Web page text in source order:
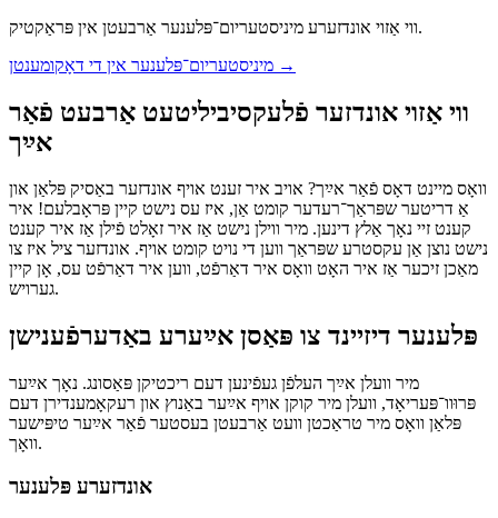
ווי אַזוי אונדזערע מיניסטעריום־פּלענער אַרבעטן אין פּראַקטיק.
מיניסטעריום־פּלענער אין די דאָקומענטן →
ווי אַזוי אונדזער פֿלעקסיביליטעט אַרבעט פֿאַר
אײַך
וואָס מיינט דאָס פֿאַר אײַך? אויב איר זענט אויף אונדזער באַסיק פּלאַן און
אַ דריטער שפּראַך־רעדער קומט אַן, איז עס נישט קיין פּראָבלעם! איר
קענט זיי נאָך אַלץ דינען. מיר ווילן נישט אַז איר זאָלט פֿילן אַז איר קענט
נישט נוצן אַן עקסטרע שפּראַך ווען די נויט קומט אויף. אונדזער ציל איז צו
מאַכן זיכער אַז איר האָט וואָס איר דאַרפֿט, ווען איר דאַרפֿט עס, אָן קיין
גערויש.
פּלענער דיזיינד צו פּאַסן אײַערע באַדערפֿענישן
מיר וועלן אײַך העלפֿן געפֿינען דעם ריכטיקן פּאַסונג. נאָך אײַער
פּרוּוו־פּעריאָד, וועלן מיר קוקן אויף אײַער באַנוץ און רעקאָמענדירן דעם
פּלאַן וואָס מיר טראַכטן וועט אַרבעטן בעסטער פֿאַר אײַער טיפּישער
וואָך.
אונדזערע פּלענער